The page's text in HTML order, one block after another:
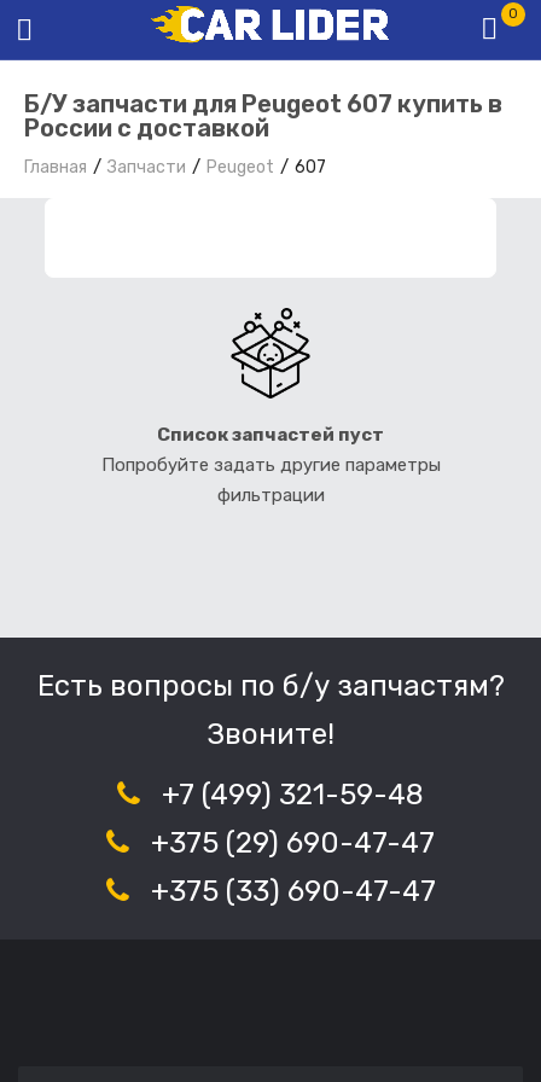
0
Б/У запчасти для Peugeot 607 купить в
России с доставкой
Главная Запчасти Peugeot 607
Список запчастей пуст
Попробуйте задать другие параметры
фильтрации
Есть вопросы по б/у запчастям?
Звоните!
+7 (499) 321-59-48
+375 (29) 690-47-47
+375 (33) 690-47-47